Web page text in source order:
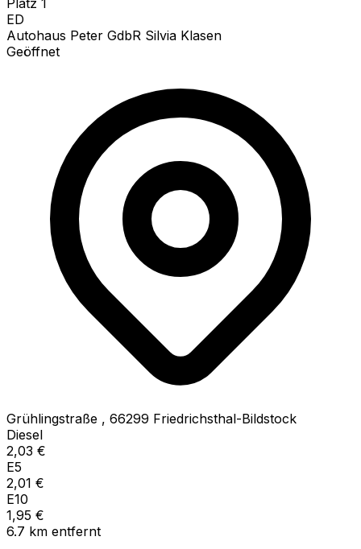
ED
Autohaus Peter GdbR Silvia Klasen
Geöffnet
Grühlingstraße , 66299 Friedrichsthal-Bildstock
Diesel
2,03 €
E5
2,01 €
E10
1,95 €
6.7 km entfernt